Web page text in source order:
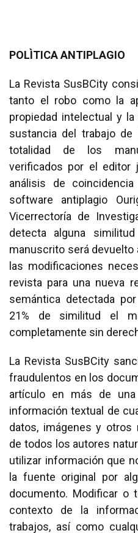
POLÌTICA ANTIPLAGIO
La Revista SusBCity
tanto el robo como la
propiedad intelectual y
sustancia del trabajo
totalidad de los
verificados por el editor
análisis de
software antiplagio
Vicerrectoría de
detecta alguna
manuscrito será devuelto
las modificaciones
revista para una nueva
semántica detectada
21% de similitud el
completamente sin
La Revista SusBCity
fraudulentos en los
artículo en más de
información textual de
datos, imágenes y otros
de todos los autores
utilizar información que
la fuente original por
documento. Modificar o
contexto de la
trabajos, así como